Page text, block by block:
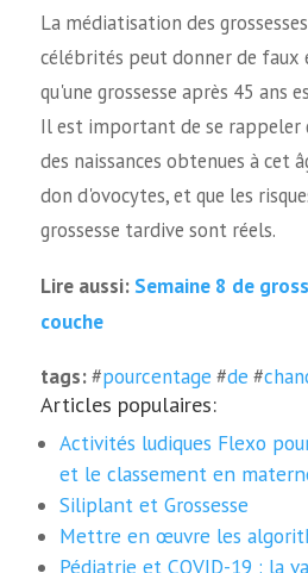
La médiatisation des
célébrités peut donner de faux
qu'une grossesse après 45 ans
Il est important de se rappeler
des naissances obtenues à cet
don d'ovocytes, et que les
grossesse tardive sont réels.
Lire aussi: Semaine 8 de
couche
tags:#pourcentage #de #
Articles populaires:
Activités ludiques Flexo
et le classement en
Siliplant et Grossesse
Mettre en œuvre les
Pédiatrie et COVID-19 : la